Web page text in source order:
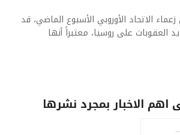
الاتحاد الأوروبي الأسبوع الماضي، قد
على روسيا، معتبراً أنها
الاخبار بمجرد نشرها